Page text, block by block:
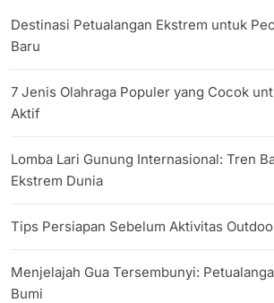
Destinasi Petualangan Ekstrem untuk
Baru
7 Jenis Olahraga Populer yang Cocok
Aktif
Lomba Lari Gunung Internasional: Tren
Ekstrem Dunia
Tips Persiapan Sebelum Aktivitas
Menjelajah Gua Tersembunyi:
Bumi